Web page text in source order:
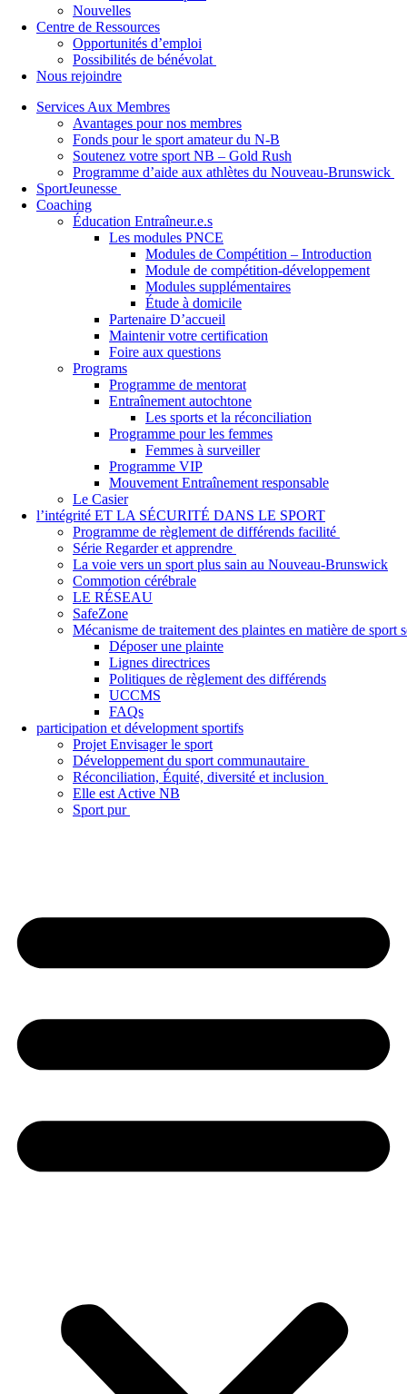
Nouvelles
Centre de Ressources
Opportunités d’emploi
Possibilités de bénévolat
Nous rejoindre
Services Aux Membres
Avantages pour nos membres
Fonds pour le sport amateur du N-B
Soutenez votre sport NB – Gold Rush
Programme d’aide aux athlètes du Nouveau-Brunswick
SportJeunesse
Coaching
Éducation Entraîneur.e.s
Les modules PNCE
Modules de Compétition – Introduction
Module de compétition-développement
Modules supplémentaires
Étude à domicile
Partenaire D’accueil
Maintenir votre certification
Foire aux questions
Programs
Programme de mentorat
Entraînement autochtone
Les sports et la réconciliation
Programme pour les femmes
Femmes à surveiller
Programme VIP
Mouvement Entraînement responsable
Le Casier
l’intégrité ET LA SÉCURITÉ DANS LE SPORT
Programme de règlement de différends facilité
Série Regarder et apprendre
La voie vers un sport plus sain au Nouveau-Brunswick
Commotion cérébrale
LE RÉSEAU
SafeZone
Mécanisme de traitement des plaintes en matière de
Déposer une plainte
Lignes directrices
Politiques de règlement des différends
UCCMS
FAQs
participation et dévelopment sportifs
Projet Envisager le sport
Développement du sport communautaire
Réconciliation, Équité, diversité et inclusion
Elle est Active NB
Sport pur